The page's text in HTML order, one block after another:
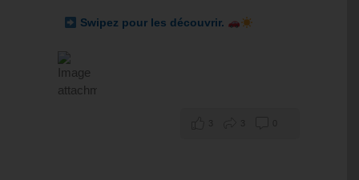
Swipez pour les découvrir.